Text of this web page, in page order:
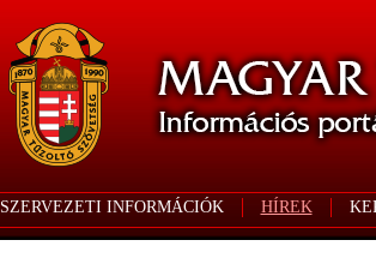
SZERVEZETI INFORMÁCIÓK HÍREK